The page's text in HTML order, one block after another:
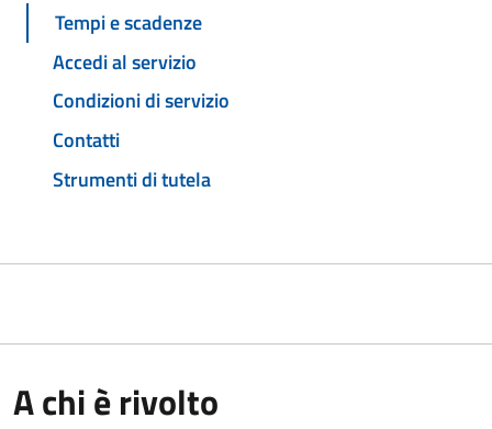
Tempi e scadenze
Accedi al servizio
Condizioni di servizio
Contatti
Strumenti di tutela
A chi è rivolto